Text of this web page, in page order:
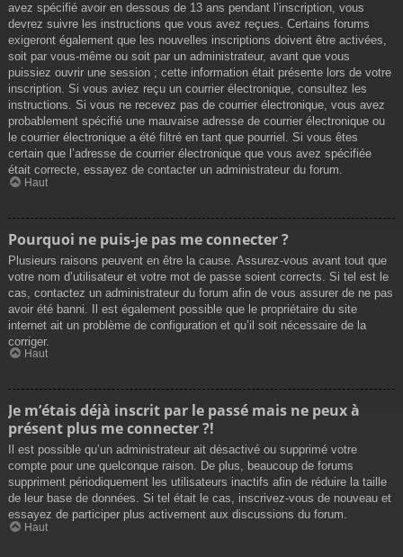
avez spécifié avoir en dessous de 13 ans pendant l’inscription, vous
devrez suivre les instructions que vous avez reçues. Certains forums
exigeront également que les nouvelles inscriptions doivent être activées,
soit par vous-même ou soit par un administrateur, avant que vous
puissiez ouvrir une session ; cette information était présente lors de votre
inscription. Si vous aviez reçu un courrier électronique, consultez les
instructions. Si vous ne recevez pas de courrier électronique, vous avez
probablement spécifié une mauvaise adresse de courrier électronique ou
le courrier électronique a été filtré en tant que pourriel. Si vous êtes
certain que l’adresse de courrier électronique que vous avez spécifiée
était correcte, essayez de contacter un administrateur du forum.
Haut
Pourquoi ne puis-je pas me connecter ?
Plusieurs raisons peuvent en être la cause. Assurez-vous avant tout que
votre nom d’utilisateur et votre mot de passe soient corrects. Si tel est le
cas, contactez un administrateur du forum afin de vous assurer de ne pas
avoir été banni. Il est également possible que le propriétaire du site
internet ait un problème de configuration et qu’il soit nécessaire de la
corriger.
Haut
Je m’étais déjà inscrit par le passé mais ne peux à
présent plus me connecter ?!
Il est possible qu’un administrateur ait désactivé ou supprimé votre
compte pour une quelconque raison. De plus, beaucoup de forums
suppriment périodiquement les utilisateurs inactifs afin de réduire la taille
de leur base de données. Si tel était le cas, inscrivez-vous de nouveau et
essayez de participer plus activement aux discussions du forum.
Haut